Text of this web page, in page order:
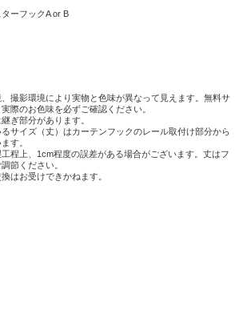
ーフックA or B
撮影環境により実物と色味が異なって見えます。無料サ
際のお色味を必ずご確認ください。
ぎ部分があります。
サイズ（丈）はカーテンフックのレール取付け部分から
す。
程上、1cm程度の誤差がある場合がございます。丈はフ
節ください。
はお受けできかねます。